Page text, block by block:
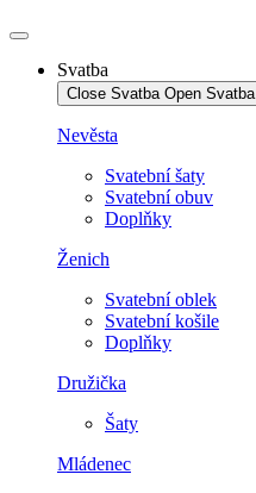
Svatba
Close Svatba Open Svatba
Nevěsta
Svatební šaty
Svatební obuv
Doplňky
Ženich
Svatební oblek
Svatební košile
Doplňky
Družička
Šaty
Mládenec